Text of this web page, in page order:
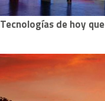
Tecnologías de hoy